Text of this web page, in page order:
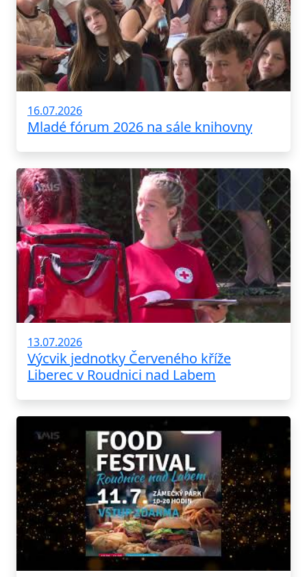
16.07.2026
Mladé fórum 2026 na sále knihovny
13.07.2026
Výcvik jednotky Červeného kříže
Liberec v Roudnici nad Labem